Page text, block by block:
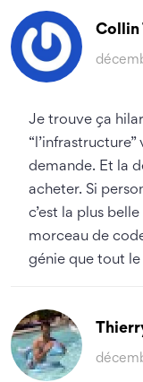
Collin
Je trouve ça
“l’infrastructure”
demande. Et la
acheter. Si
c’est la plus
morceau de
génie que tout le